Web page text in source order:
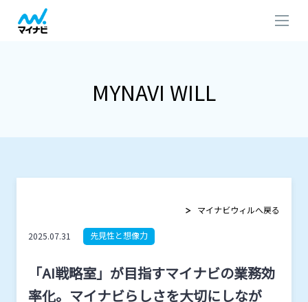
MYNAVI WILL
マイナビウィルへ戻る
2025.07.31 先見性と想像力
「AI戦略室」が目指すマイナビの業務効
率化。マイナビらしさを大切にしなが